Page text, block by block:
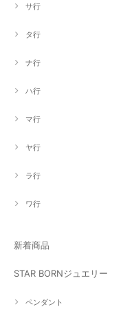
サ行
タ行
ナ行
ハ行
マ行
ヤ行
ラ行
ワ行
新着商品
STAR BORNジュエリー
ペンダント